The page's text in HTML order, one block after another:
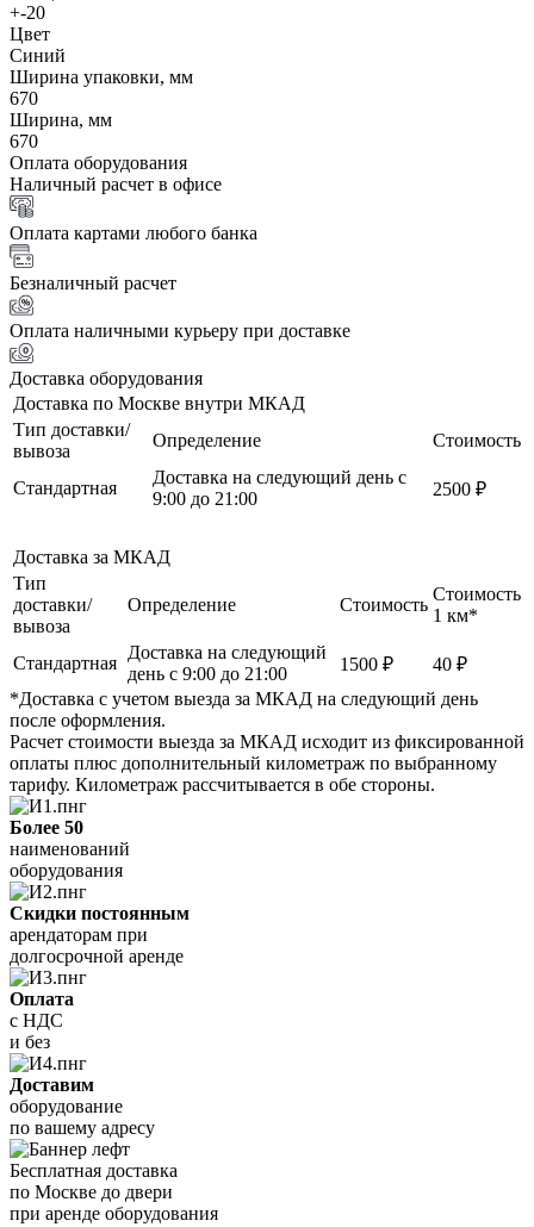
+-20
Цвет
Синий
Ширина упаковки, мм
670
Ширина, мм
670
Оплата оборудования
Наличный расчет в офисе
Оплата картами любого банка
Безналичный расчет
Оплата наличными курьеру при доставке
Доставка оборудования
Доставка по Москве внутри МКАД
Тип доставки/
вывоза
Определение Стоимость
Стандартная
Доставка на следующий день с
9:00 до 21:00
2500 ₽
Доставка за МКАД
Тип
доставки/
вывоза
Определение Стоимость
Стоимость
1 км*
Стандартная
Доставка на следующий
день с 9:00 до 21:00
1500 ₽
40 ₽
*Доставка с учетом выезда за МКАД на следующий день
после оформления.
Расчет стоимости выезда за МКАД исходит из фиксированной
оплаты плюс дополнительный километраж по выбранному
тарифу. Километраж рассчитывается в обе стороны.
Более 50
наименований
оборудования
Скидки постоянным
арендаторам при
долгосрочной аренде
Оплата
с НДС
и без
Доставим
оборудование
по вашему адресу
Бесплатная доставка
по Москве до двери
при аренде оборудования